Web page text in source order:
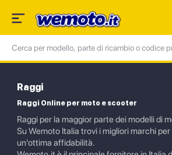
Raggi
Raggi Online per moto e scooter
Raggi per la maggior parte dei modelli di
Su Wemoto Italia trovi i migliori marchi
un'ottima affidabilità.